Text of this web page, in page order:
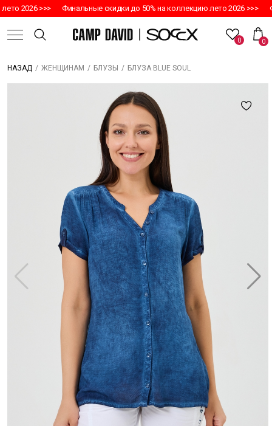
2026 >>> Финальные скидки до 50% на коллекцию лето 2026 >>>
0 0
НАЗАД / ЖЕНЩИНАМ / БЛУЗЫ / БЛУЗА BLUE SOUL